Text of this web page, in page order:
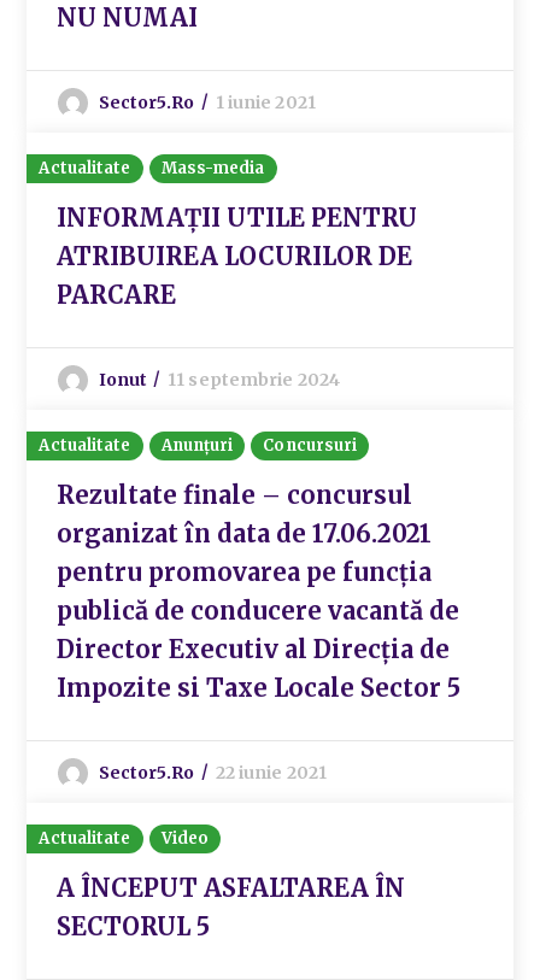
NU NUMAI
Sector5.ro 1 iunie 2021
Actualitate Mass-media
INFORMAȚII UTILE PENTRU
ATRIBUIREA LOCURILOR DE
PARCARE
Ionut 11 septembrie 2024
Actualitate Anunțuri Concursuri
Rezultate finale – concursul
organizat în data de 17.06.2021
pentru promovarea pe funcția
publică de conducere vacantă de
Director Executiv al Direcția de
Impozite si Taxe Locale Sector 5
Sector5.ro 22 iunie 2021
Actualitate Video
A ÎNCEPUT ASFALTAREA ÎN
SECTORUL 5